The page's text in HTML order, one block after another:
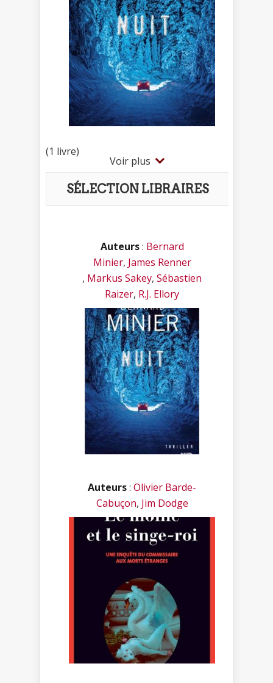
(1 livre)
Voir plus
SÉLECTION LIBRAIRES
Auteurs: Bernard
Minier, James Renner
, Markus Sakey, Sébastien
Raizer, R.J. Ellory
Auteurs: Olivier Barde-
Cabuçon, Jim Dodge